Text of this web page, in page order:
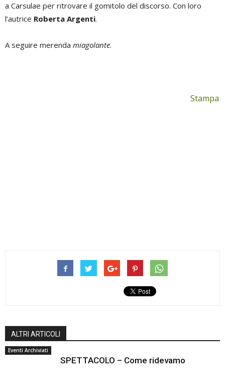
a Carsulae per ritrovare il gomitolo del discorso. Con loro
l’autrice Roberta Argenti.
A seguire merenda miagolante.
Stampa
ALTRI ARTICOLI
Eventi Archiviati
SPETTACOLO – Come ridevamo